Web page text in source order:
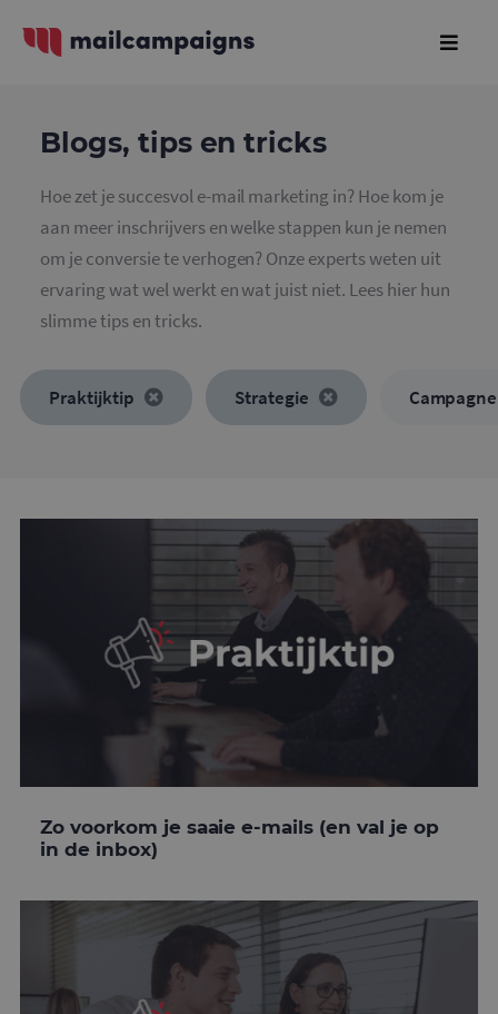
Blogs, tips en tricks
Hoe zet je succesvol e-mail marketing in? Hoe kom je
aan meer inschrijvers en welke stappen kun je nemen
om je conversie te verhogen? Onze experts weten uit
ervaring wat wel werkt en wat juist niet. Lees hier hun
slimme tips en tricks.
Praktijktip Strategie Campagne
Zo voorkom je saaie e-mails (en val je op
in de inbox)